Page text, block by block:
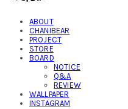
ABOUT
CHANIBEAR
PROJECT
STORE
BOARD
NOTICE
Q&A
REVIEW
WALLPAPER
INSTAGRAM